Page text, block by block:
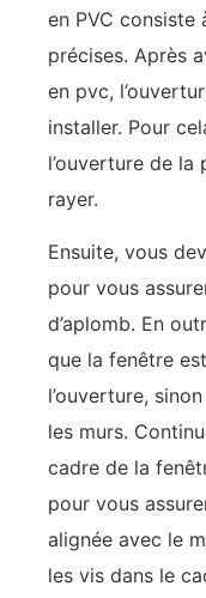
en PVC consiste
précises. Après
en pvc,
installer. Pour
l’ouverture de
rayer.
Ensuite, vous
pour vous
d’aplomb. En
que la fenêtre
l’ouverture,
les murs.
cadre de la
pour vous
alignée avec le
les vis dans le